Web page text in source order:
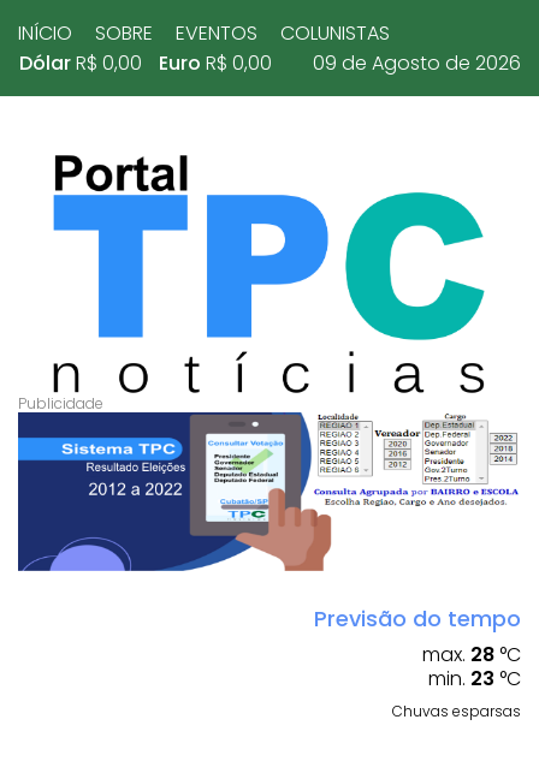
INÍCIO SOBRE EVENTOS
COLUNISTAS
DólarR$ 0,00 Euro R$ 0,00 09 de Agosto de 2026
Previsão do tempo
max. 28 °C
min. 23 °C
Chuvas esparsas